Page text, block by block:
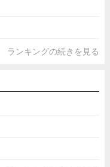
ランキングの続きを見る